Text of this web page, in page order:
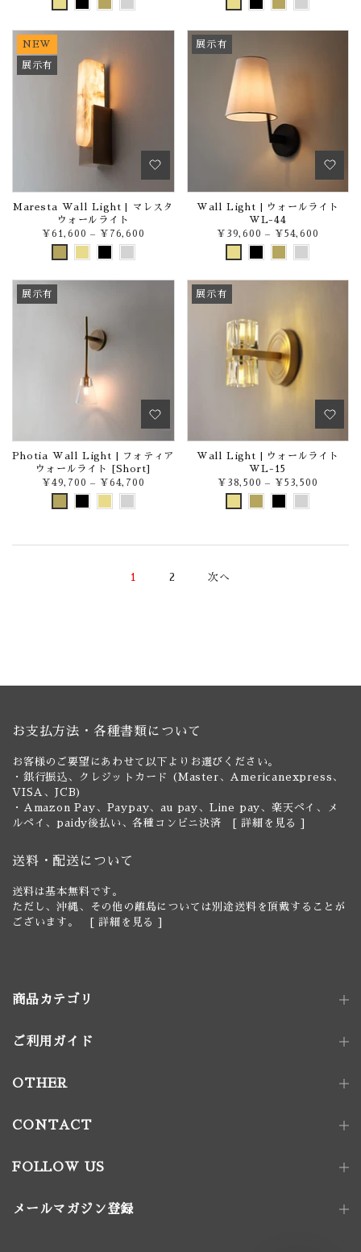
NEW
展示有
Maresta Wall Light | マレスタ
ウォールライト
¥61,600– ¥76,600
展示有
Wall Light | ウォールライト
WL-44
¥39,600– ¥54,600
展示有
Photia Wall Light | フォティア
ウォールライト [Short]
¥49,700– ¥64,700
展示有
Wall Light | ウォールライト
WL-15
¥38,500– ¥53,500
1 2 次へ
お支払方法・各種書類について
お客様のご要望にあわせて以下よりお選びください。
・銀行振込、クレジットカード (Master、Americanexpress、
VISA、JCB)
・Amazon Pay、Paypay、au pay、Line pay、楽天ペイ、メ
ルペイ、paidy後払い、各種コンビニ決済 [ 詳細を見る ]
送料・配送について
送料は基本無料です。
ただし、沖縄、その他の離島については別途送料を頂戴することが
ございます。 [ 詳細を見る ]
商品カテゴリ
照明器具
ペンダントライト｜多灯
ご利用ガイド
OTHER
CONTACT
FOLLOW US
メールマガジン登録